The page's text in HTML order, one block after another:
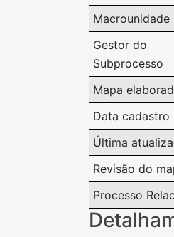
Macrounidade
Gestor do
Subprocesso
Mapa
Data cadastro
Última
Revisão do
Processo